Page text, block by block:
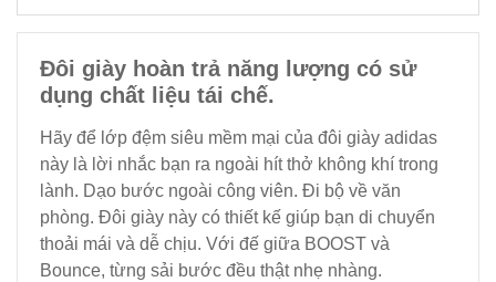
Đôi giày hoàn trả năng lượng có sử
dụng chất liệu tái chế.
Hãy để lớp đệm siêu mềm mại của đôi giày adidas
này là lời nhắc bạn ra ngoài hít thở không khí trong
lành. Dạo bước ngoài công viên. Đi bộ về văn
phòng. Đôi giày này có thiết kế giúp bạn di chuyển
thoải mái và dễ chịu. Với đế giữa BOOST và
Bounce, từng sải bước đều thật nhẹ nhàng.